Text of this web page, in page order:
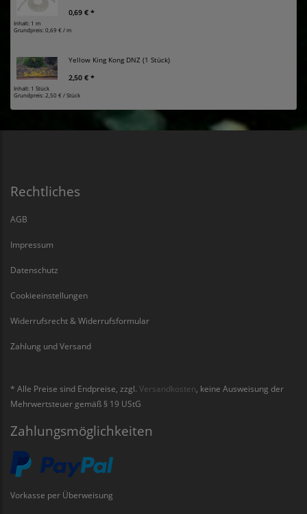
0,69 € *
Inhalt: 1 m
Grundpreis:0,69 € / m
Yellow King Kong DNZ (1 Stück)
2,50 € *
Inhalt: 1 Stück
Grundpreis: 2,50 € / Stück
Rechtliches
AGB
Impressum
Datenschutz
Cookieeinstellungen
Widerrufsrecht & Widerrufsformular
Zahlung und Versand
* Alle Preise sind Endpreise, zzgl. Versandkosten , keine Ausweisung der
Mehrwertsteuer gemäß § 19 UStG
Zahlungsmöglichkeiten
Vorkasse per Überweisung